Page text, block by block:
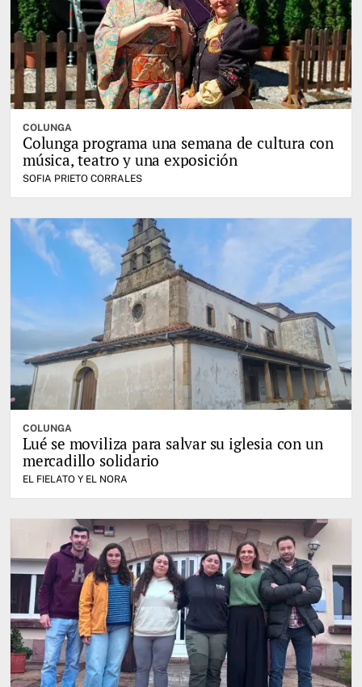
COLUNGA
Colunga programa una semana de cultura con
música, teatro y una exposición
SOFIA PRIETO CORRALES
COLUNGA
Lué se moviliza para salvar su iglesia con un
mercadillo solidario
EL FIELATO Y EL NORA